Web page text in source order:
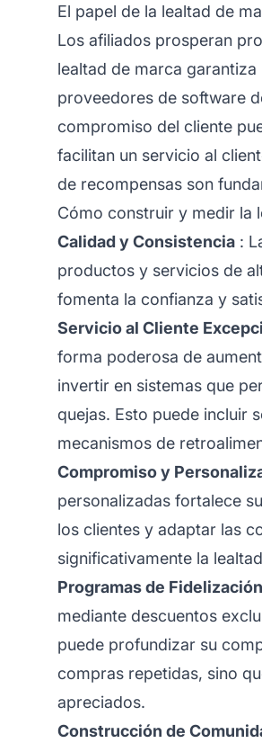
El papel de la lealtad de
Los afiliados prosperan
lealtad de marca
proveedores de software
compromiso del cliente
facilitan un servicio al
de recompensas son
Cómo construir y medir la
Calidad y Consistencia :
productos y servicios de
fomenta la confianza y
Servicio al Cliente
forma poderosa de
invertir en sistemas que
quejas. Esto puede incluir
mecanismos de
Compromiso y
personalizadas fortalece
los clientes y adaptar las
significativamente la
Programas de
mediante descuentos
puede profundizar su
compras repetidas, sino
apreciados.
Construcción de